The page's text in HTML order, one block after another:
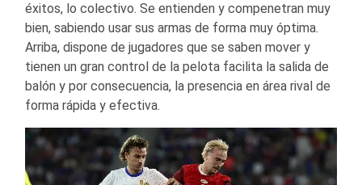
éxitos, lo colectivo. Se entienden y compenetran muy
bien, sabiendo usar sus armas de forma muy óptima.
Arriba, dispone de jugadores que se saben mover y
tienen un gran control de la pelota facilita la salida de
balón y por consecuencia, la presencia en área rival de
forma rápida y efectiva.